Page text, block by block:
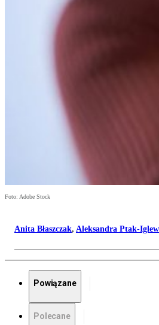
Foto: Adobe Stock
Anita Błaszczak, Aleksandra Ptak-
Powiązane
Polecane